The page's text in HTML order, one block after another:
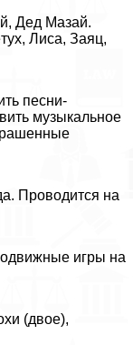
Дед Мазай.
Лиса, Заяц,
песни-
музыкальное
Проводится на
игры на
(двое),